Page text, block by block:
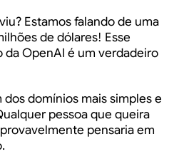
Estamos falando de uma
de dólares! Esse
OpenAI é um verdadeiro
dos domínios mais simples e
pessoa que queira
pensaria em